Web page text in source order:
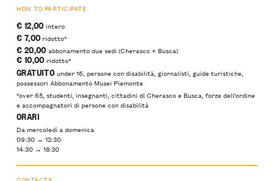
HOW TO PARTICIPATE
€ 12,00 intero
€ 7,00ridotto*
€ 20,00 abbonamento due sedi (Cherasco + Busca)
€ 10,00 ridotto*
GRATUITO under 16, persone con disabilità, giornalisti, guide turistiche,
possessori Abbonamento Musei Piemonte
*over 65, studenti, insegnanti, cittadini di Cherasco e Busca, forze dell’ordine
e accompagnatori di persone con disabilità
ORARI
Da mercoledì a domenica
09:30 → 12:30
14:30 → 18:30